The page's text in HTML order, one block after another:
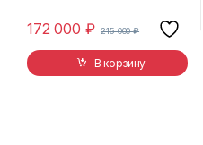
172 000 ₽ 215 000₽
В корзину